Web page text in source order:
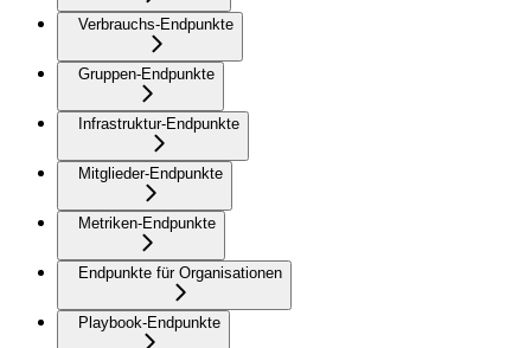
Verbrauchs-Endpunkte
Gruppen-Endpunkte
Infrastruktur-Endpunkte
Mitglieder-Endpunkte
Metriken-Endpunkte
Endpunkte für Organisationen
Playbook-Endpunkte